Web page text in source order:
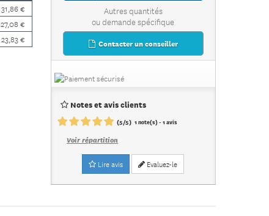
31,86 €
27,08 €
23,83 €
Autres quantités
ou demande spécifique
Contacter un conseiller
Notes et avis clients
(5/5) 1note(s) -1avis
Voir répartition
Lire avis Evaluez-le